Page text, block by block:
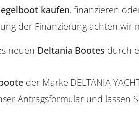
kaufen, finanzieren
der Finanzierung achten
neuen Deltania Bootes durch
der Marke DELTANIA
Antragsformular und lassen